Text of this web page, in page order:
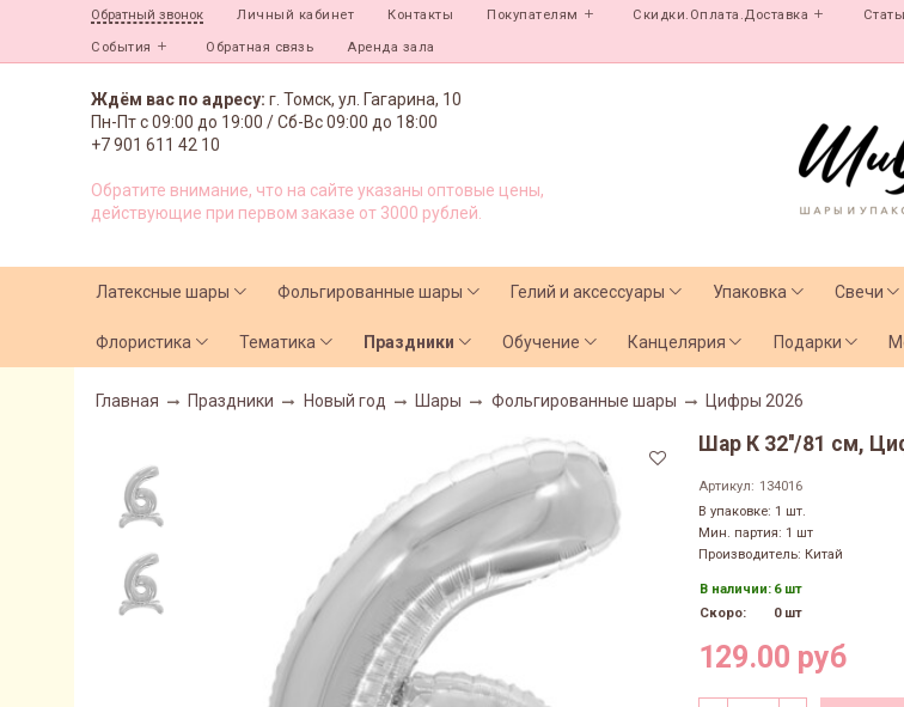
Обратный звонок Личный кабинет Контакты Покупателям Скидки.Оплата.Доставка
События Обратная связь Аренда зала
Ждём вас по адресу: г. Томск, ул. Гагарина, 10
Пн-Пт с09:00 до 19:00 /Сб-Вс 09:00 до 18:00
+7 901 611 42 10
Обратите внимание, что на сайте указаны оптовые цены,
действующие при первом заказе от 3000 рублей.
Латексные шары Фольгированные шары Гелий и аксессуары Упаковка Свечи
Флористика Тематика Праздники Обучение Канцелярия Подарки
Главная Праздники Новый год Шары Фольгированные шары Цифры 2026
Шар К 32''/81 см,
Артикул: 134016
В упаковке: 1 шт.
Мин. партия: 1 шт
Производитель: Китай
В наличии: 6 шт
Скоро:
0 шт
129.00 руб